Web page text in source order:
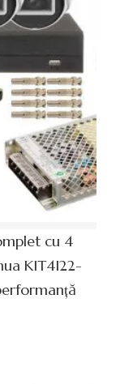
cu 4
KIT4I22-